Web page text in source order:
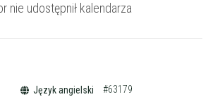
nie udostępnił kalendarza
Język angielski #63179